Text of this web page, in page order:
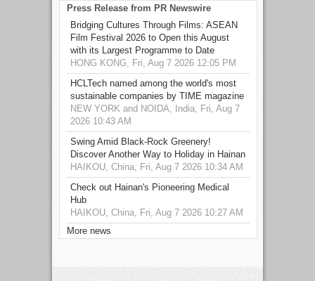
Press Release from PR Newswire
Bridging Cultures Through Films: ASEAN
Film Festival 2026 to Open this August
with its Largest Programme to Date
HONG KONG, Fri, Aug 7 2026 12:05 PM
HCLTech named among the world's most
sustainable companies by TIME magazine
NEW YORK and NOIDA, India, Fri, Aug 7
2026 10:43 AM
Swing Amid Black‑Rock Greenery!
Discover Another Way to Holiday in Hainan
HAIKOU, China, Fri, Aug 7 2026 10:34 AM
Check out Hainan's Pioneering Medical
Hub
HAIKOU, China, Fri, Aug 7 2026 10:27 AM
More news